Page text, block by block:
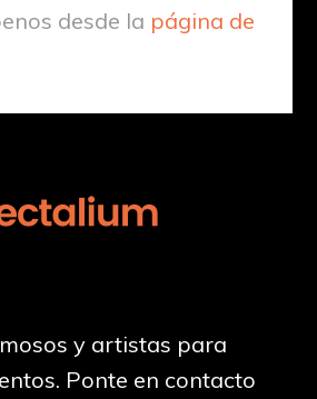
desde la página de
y artistas para
Ponte en contacto